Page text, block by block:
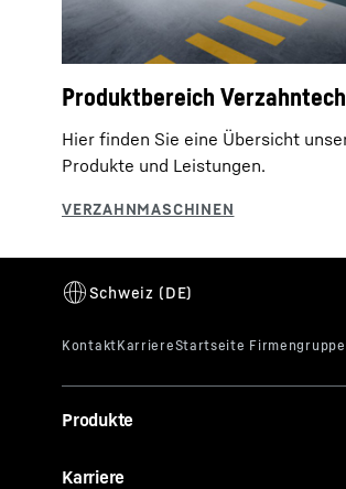
Produktbereich
Hier finden Sie eine Übersicht
Produkte und Leistungen.
Produkte
Karriere